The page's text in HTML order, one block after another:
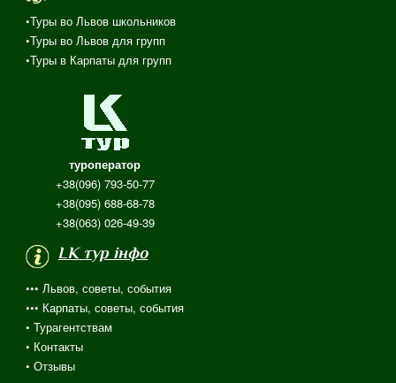
•Туры во Львов школьников
•Туры во Львов для групп
•Туры в Карпаты для групп
туроператор
+38(096) 793-50-77
+38(095) 688-68-78
+38(063) 026-49-39
LK тур інфо
••• Львов, советы, события
••• Карпаты, советы, события
•Турагентствам
• Контакты
•Отзывы